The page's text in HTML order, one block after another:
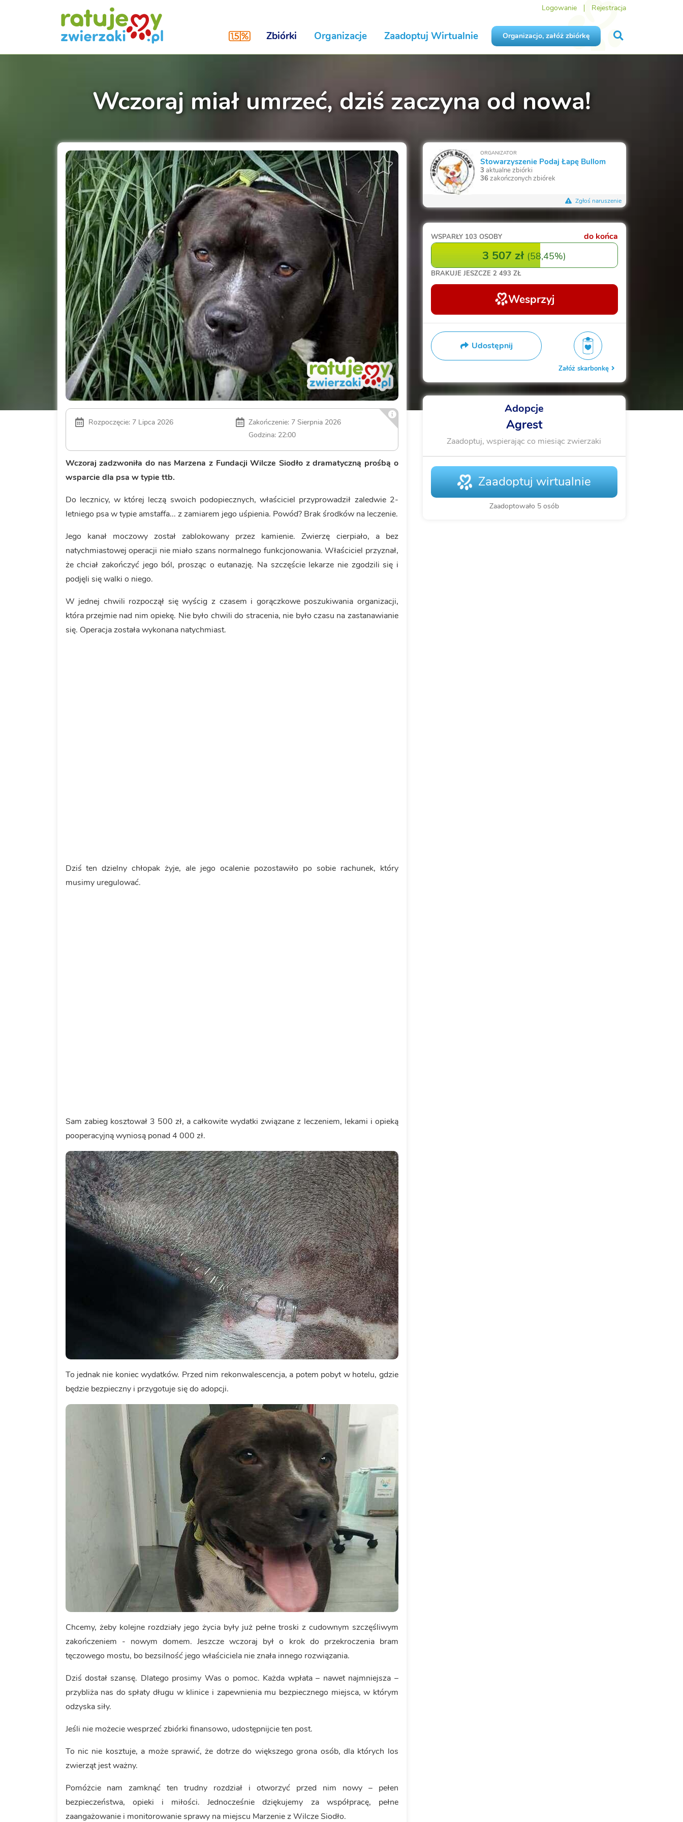
Logowanie Rejestracja
Zbiórki Organizacje Zaadoptuj Wirtualnie Organizacjo, załóż zbiórkę
Wczoraj miał umrzeć, dziś zaczyna od nowa!
Rozpoczęcie: 7 Lipca 2026
Zakończenie: 7 Sierpnia 2026
Godzina: 22:00
Wczoraj zadzwoniła do nas Marzena z Fundacji Wilcze Siodło z dramatyczną prośbą o
wsparcie dla psa w typie ttb.
Do lecznicy, w której leczą swoich podopiecznych, właściciel przyprowadził zaledwie 2-
letniego psa w typie amstaffa... z zamiarem jego uśpienia. Powód? Brak środków na leczenie.
Jego kanał moczowy został zablokowany przez kamienie. Zwierzę cierpiało, a bez
natychmiastowej operacji nie miało szans normalnego funkcjonowania. Właściciel przyznał,
że chciał zakończyć jego ból, prosząc o eutanazję. Na szczęście lekarze nie zgodzili się i
podjęli się walki o niego.
W jednej chwili rozpoczął się wyścig z czasem i gorączkowe poszukiwania organizacji,
która przejmie nad nim opiekę. Nie było chwili do stracenia, nie było czasu na zastanawianie
się. Operacja została wykonana natychmiast.
Dziś ten dzielny chłopak żyje, ale jego ocalenie pozostawiło po sobie rachunek, który
musimy uregulować.
Sam zabieg kosztował 3 500 zł, a całkowite wydatki związane z leczeniem, lekami i opieką
pooperacyjną wyniosą ponad 4 000 zł.
To jednak nie koniec wydatków. Przed nim rekonwalescencja, a potem pobyt w hotelu, gdzie
będzie bezpieczny i przygotuje się do adopcji.
Chcemy, żeby kolejne rozdziały jego życia były już pełne troski z cudownym szczęśliwym
zakończeniem - nowym domem. Jeszcze wczoraj był o krok do przekroczenia bram
tęczowego mostu, bo bezsilność jego właściciela nie znała innego rozwiązania.
Dziś dostał szansę. Dlatego prosimy Was o pomoc. Każda wpłata – nawet najmniejsza –
przybliża nas do spłaty długu w klinice i zapewnienia mu bezpiecznego miejsca, w którym
odzyska siły.
Jeśli nie możecie wesprzeć zbiórki finansowo, udostępnijcie ten post.
To nic nie kosztuje, a może sprawić, że dotrze do większego grona osób, dla których los
zwierząt jest ważny.
Pomóżcie nam zamknąć ten trudny rozdział i otworzyć przed nim nowy – pełen
bezpieczeństwa, opieki i miłości. Jednocześnie dziękujemy za współpracę, pełne
zaangażowanie i monitorowanie sprawy na miejscu Marzenie z Wilcze Siodło.
ORGANIZATOR
Stowarzyszenie Podaj Łapę Bullom
3 aktualne zbiórki
36zakończonych zbiórek
Zgłoś naruszenie
do końca
WSPARŁY 103 OSOBY
3 507 zł (58,45%)
BRAKUJE JESZCZE 2 493 ZŁ
Wesprzyj
Udostępnij
Załóż skarbonkę
Adopcje
Agrest
Zaadoptuj, wspierając co miesiąc zwierzaki
Zaadoptuj wirtualnie
Zaadoptowało 5 osób